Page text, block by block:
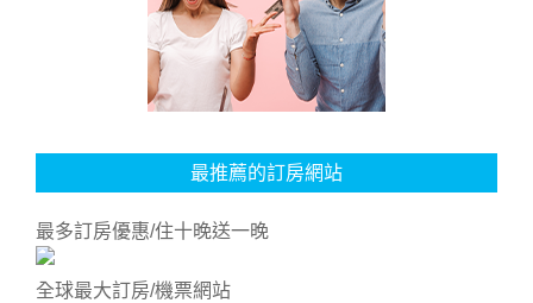
最推薦的訂房網站
最多訂房優惠/住十晚送一晚
全球最大訂房/機票網站